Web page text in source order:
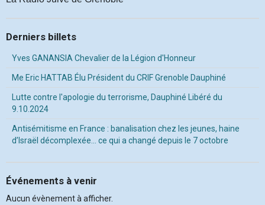
Derniers billets
Yves GANANSIA Chevalier de la Légion d'Honneur
Me Eric HATTAB Élu Président du CRIF Grenoble Dauphiné
Lutte contre l'apologie du terrorisme, Dauphiné Libéré du
9.10.2024
Antisémitisme en France : banalisation chez les jeunes, haine
d’Israël décomplexée… ce qui a changé depuis le 7 octobre
Événements à venir
Aucun évènement à afficher.